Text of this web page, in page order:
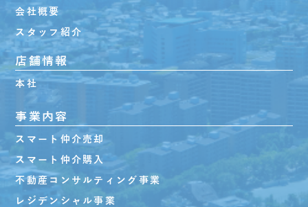
会社概要
スタッフ紹介
店舗情報
本社
事業内容
スマート仲介売却
スマート仲介購入
不動産コンサルティング事業
レジデンシャル事業